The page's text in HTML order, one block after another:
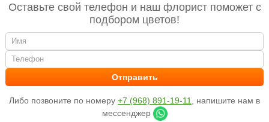
Оставьте свой телефон и наш флорист поможет с
подбором цветов!
Либо позвоните по номеру +7 (968) 891-19-11
, напишите нам в
мессенджер